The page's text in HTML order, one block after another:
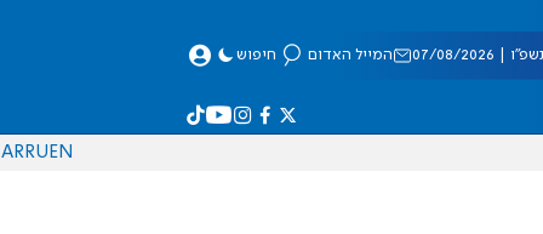
08/2026 המייל האדום חיפוש
EN
RU
AR